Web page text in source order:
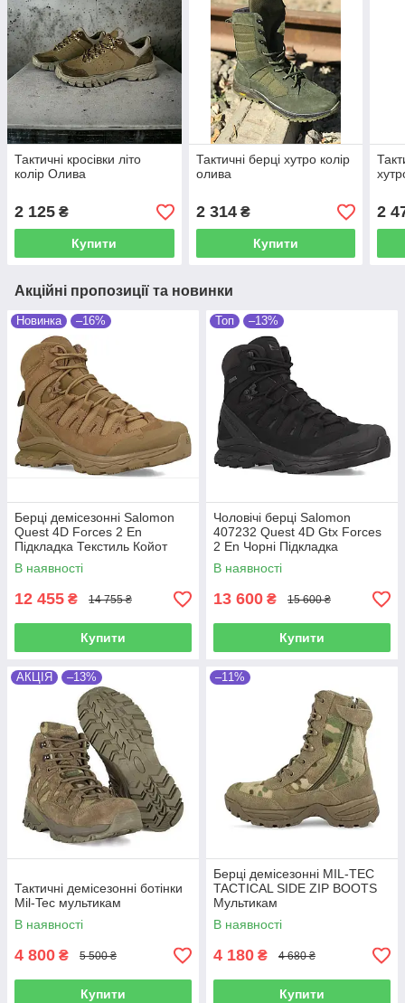
Тактичні кросівки літо
колір Олива
2 125 ₴
Купити
Тактичні берці хутро колір
олива
2 314₴
Купити
2
Акційні пропозиції та новинки
Новинка –16%
Берці демісезонні Salomon
Quest 4D Forces 2 En
Підкладка Текстиль Койот
В наявності
12 455 ₴ 14 755 ₴
Купити
Топ –13%
Чоловічі берці Salomon
407232 Quest 4D Gtx Forces
2 En Чорні Підкладка
Мембрана: Gore-Tex
В наявності
13 600 ₴ 15 600 ₴
Купити
АКЦІЯ –13%
Тактичні демісезонні ботінки
Mil-Tec мультикам
В наявності
4 800 ₴ 5 500 ₴
Купити
–11%
Берці демісезонні MIL-TEC
TACTICAL SIDE ZIP BOOTS
Мультикам
В наявності
4 180 ₴ 4 680 ₴
Купити